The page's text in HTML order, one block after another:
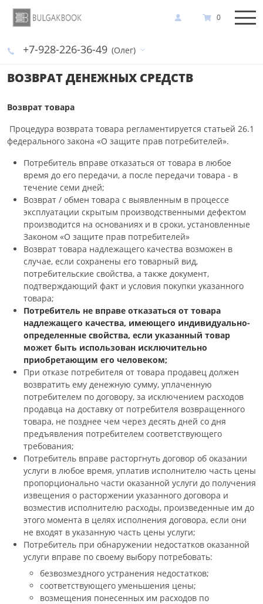
+7-928-226-36-49 (Олег)
0
ВОЗВРАТ ДЕНЕЖНЫХ СРЕДСТВ
Возврат товара
Процедура возврата товара регламентируется статьей 26.1
федерального закона «О защите прав потребителей».
Потребитель вправе отказаться от товара в любое
время до его передачи, а после передачи товара - в
течение семи дней;
Возврат / обмен товара с выявленным в процессе
эксплуатации скрытым производственными дефектом
производится на основаниях и в сроки, установленные
Законом «О защите прав потребителей»
Возврат товара надлежащего качества возможен в
случае, если сохранены его товарный вид,
потребительские свойства, а также документ,
подтверждающий факт и условия покупки указанного
товара;
Потребитель не вправе отказаться от товара
надлежащего качества, имеющего индивидуально-
определенные свойства, если указанный товар
может быть использован исключительно
приобретающим его человеком;
При отказе потребителя от товара продавец должен
возвратить ему денежную сумму, уплаченную
потребителем по договору, за исключением расходов
продавца на доставку от потребителя возвращенного
товара, не позднее чем через десять дней со дня
предъявления потребителем соответствующего
требования;
Потребитель вправе расторгнуть договор об оказании
услуги в любое время, уплатив исполнителю часть цены
пропорционально части оказанной услуги до получения
извещения о расторжении указанного договора и
возместив исполнителю расходы, произведенные им до
этого момента в целях исполнения договора, если они
не входят в указанную часть цены услуги;
Потребитель при обнаружении недостатков оказанной
услуги вправе по своему выбору потребовать:
безвозмездного устранения недостатков;
соответствующего уменьшения цены;
возмещения понесенных им расходов по